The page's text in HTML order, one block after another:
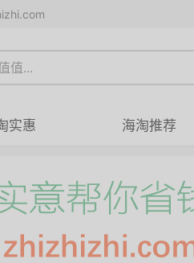
实惠 海淘推荐